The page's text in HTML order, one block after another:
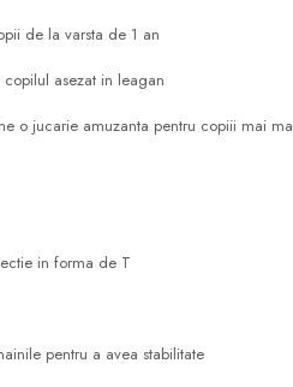
de la varsta de 1 an
asezat in leagan
o jucarie amuzanta pentru copiii mai
in forma de T
pentru a avea stabilitate